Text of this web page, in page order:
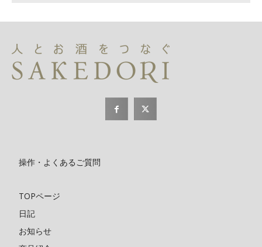
操作・よくあるご質問
TOPページ
日記
お知らせ